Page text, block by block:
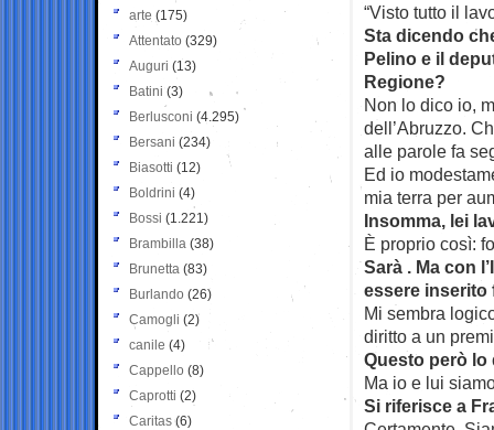
“Visto tutto il
Sta dicendo
Pelino e il
Regione?
Non lo dico io,
dell’Abruzzo.
alle parole fa
Ed io
mia terra per
Insomma, lei
È proprio così:
Sarà . Ma con
essere inserito
Mi sembra
diritto a un
Questo però
Ma io e lui
Si riferisce a
arte (175)
Attentato (329)
Auguri (13)
Batini (3)
Berlusconi (4.295)
Bersani (234)
Biasotti (12)
Boldrini (4)
Bossi (1.221)
Brambilla (38)
Brunetta (83)
Burlando (26)
Camogli (2)
canile (4)
Cappello (8)
Caprotti (2)
Caritas (6)